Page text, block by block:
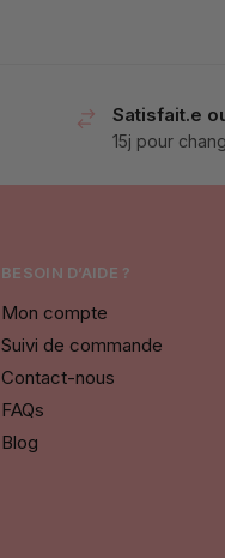
Satisfait.e
15j pour
BESOIN D’AIDE ?
Mon compte
Suivi de commande
Contact-nous
FAQs
Blog